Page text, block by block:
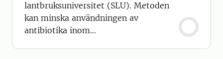
lantbruksuniversitet (SLU). Metoden
kan minska användningen av
antibiotika inom